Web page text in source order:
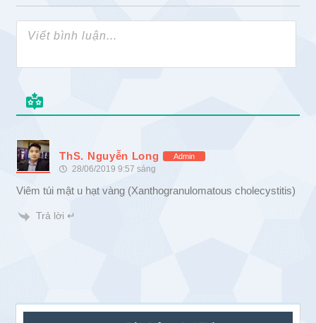
ThS. Nguyễn Long Admin
28/06/2019 9:57 sáng
Viêm túi mật u hạt vàng (Xanthogranulomatous cholecystitis)
Trả lời ↵
Sidebar